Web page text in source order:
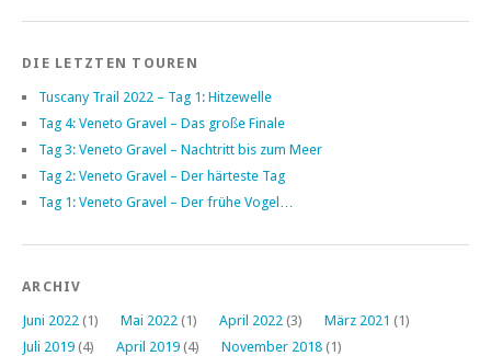
DIE LETZTEN TOUREN
Tuscany Trail 2022 – Tag 1: Hitzewelle
Tag 4: Veneto Gravel – Das große Finale
Tag 3: Veneto Gravel – Nachtritt bis zum Meer
Tag 2: Veneto Gravel – Der härteste Tag
Tag 1: Veneto Gravel – Der frühe Vogel…
ARCHIV
Juni 2022 (1) Mai 2022 (1) April 2022 (3) März 2021 (1)
Juli 2019 (4) April 2019 (4) November 2018 (1)